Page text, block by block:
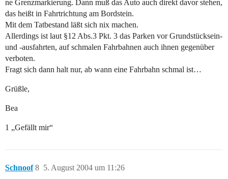
ne Grenzmarkierung. Dann muß das Auto auch direkt davor stehen,
das heißt in Fahrtrichtung am Bordstein.
Mit dem Tatbestand läßt sich nix machen.
Allerdings ist laut §12 Abs.3 Pkt. 3 das Parken vor Grundstücksein-
und -ausfahrten, auf schmalen Fahrbahnen auch ihnen gegenüber
verboten.
Fragt sich dann halt nur, ab wann eine Fahrbahn schmal ist…
Grüßle,
Bea
1 „Gefällt mir“
Schnoof 5. August 2004 um 11:26
8